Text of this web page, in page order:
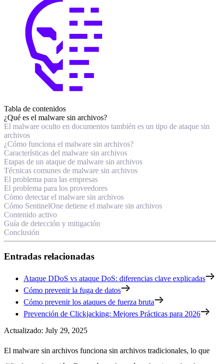
Tabla de contenidos
¿Qué es el malware sin archivos?
El malware oculto en documentos también es un tipo de ataque sin
archivos
¿Cómo funciona el malware sin archivos?
Características del malware sin archivos
Etapas de un ataque de malware sin archivos
Técnicas comunes de malware sin archivos
El problema para las empresas
El problema para los proveedores
Cómo detectar el malware sin archivos
Cómo SentinelOne detiene el malware sin archivos
Contenido activo
Guía de detección y mitigación
Conclusión
Entradas relacionadas
Ataque DDoS vs ataque DoS: diferencias clave explicadas
Cómo prevenir la fuga de datos
Cómo prevenir los ataques de fuerza bruta
Prevención de Clickjacking: Mejores Prácticas para 2026
Actualizado: July 29, 2025
El malware sin archivos funciona sin archivos tradicionales, lo que